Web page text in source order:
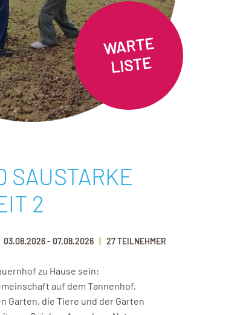
SAUSTARKE
2
03.08.2026- 07.08.2026 27 TEILNEHMER
zu Hause sein:
auf dem Tannenhof,
Garten, die Tiere und der Garten